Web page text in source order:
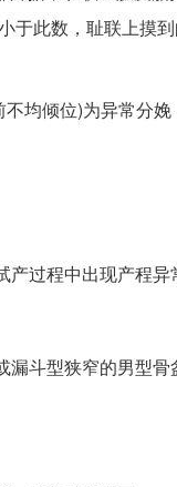
此数，耻联上摸
均倾位)为异常分
过程中出现产程异
斗型狭窄的男型